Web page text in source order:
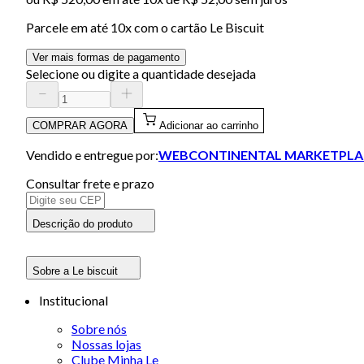
Parcele em até 10x com o cartão Le Biscuit
Ver mais formas de pagamento
Selecione ou digite a quantidade desejada
COMPRAR AGORA Adicionar ao carrinho
Vendido e entregue por:WEBCONTINENTAL
Consultar frete e prazo
Descrição do produto
Sobre a Le biscuit
Institucional
Sobre nós
Nossas lojas
Clube Minha Le